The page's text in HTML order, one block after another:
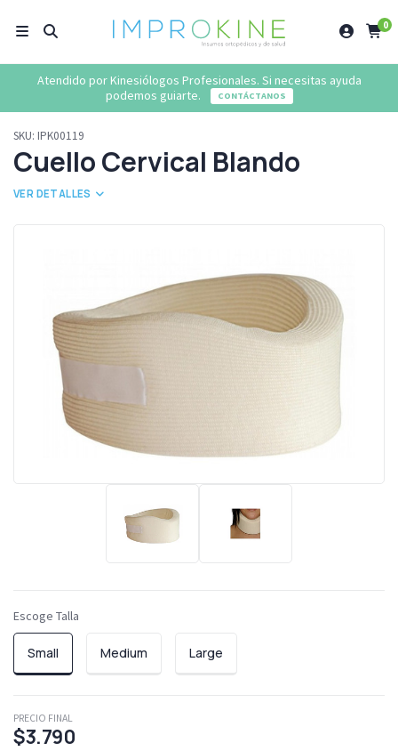
0
Atendido por Kinesiólogos Profesionales. Si necesitas ayuda
podemos guiarte.
CONTÁCTANOS
SKU: IPK00119
Cuello Cervical Blando
VER DETALLES
Escoge Talla
Small Medium Large
PRECIO FINAL
$3.790